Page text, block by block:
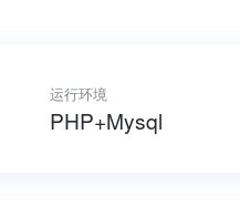
运行环境
PHP+Mysql